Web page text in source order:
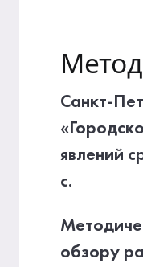
Санкт-
явлений
с.
обзору